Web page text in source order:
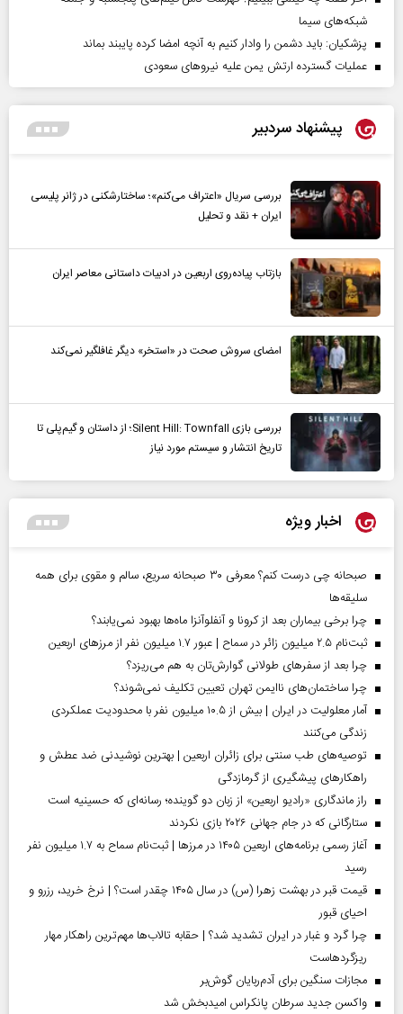
شبکه‌های سیما
پزشکیان: باید دشمن را وادار کنیم به آنچه امضا کرده پایبند بماند
عملیات گسترده ارتش یمن علیه نیروهای سعودی
پیشنهاد سردبیر
بررسی سریال «اعتراف می‌کنم»؛ ساختارشکنی در ژانر پلیسی
ایران + نقد و تحلیل
بازتاب پیاده‌روی اربعین در ادبیات داستانی معاصر ایران
امضای سروش صحت در «استخر» دیگر غافلگیر نمی‌کند
بررسی بازی Silent Hill: Townfall؛ از داستان و گیم‌پلی تا
تاریخ انتشار و سیستم مورد نیاز
اخبار ویژه
صبحانه چی درست کنم؟ معرفی ۳۰ صبحانه سریع، سالم و مقوی برای همه
سلیقه‌ها
چرا برخی بیماران بعد از کرونا و آنفلوآنزا ماه‌ها بهبود نمی‌یابند؟
ثبت‌نام ۲.۵ میلیون زائر در سماح | عبور ۱.۷ میلیون نفر از مرز‌های اربعین
چرا بعد از سفرهای طولانی گوارش‌تان به هم می‌ریزد؟
چرا ساختمان‌های ناایمن تهران تعیین تکلیف نمی‌شوند؟
آمار معلولیت در ایران | بیش از ۱۰.۵ میلیون نفر با محدودیت عملکردی
زندگی می‌کنند
توصیه‌های طب سنتی برای زائران اربعین | بهترین نوشیدنی ضد عطش و
راهکارهای پیشگیری از گرمازدگی
راز ماندگاری «رادیو اربعین» از زبان دو گوینده؛ رسانه‌ای که حسینیه است
ستارگانی که در جام جهانی ۲۰۲۶ بازی نکردند
آغاز رسمی برنامه‌های اربعین ۱۴۰۵ در مرز‌ها | ثبت‌نام سماح به ۱.۷ میلیون نفر
رسید
قیمت قبر در بهشت زهرا (س) در سال ۱۴۰۵ چقدر است؟ | نرخ خرید، رزرو و
احیای قبور
چرا گرد و غبار در ایران تشدید شد؟ | حقابه تالاب‌ها مهم‌ترین راهکار مهار
ریزگردهاست
مجازات سنگین برای آدم‌ربایان گوش‌بر
واکسن جدید سرطان پانکراس امیدبخش شد